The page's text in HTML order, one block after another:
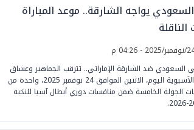
يواجه الشارقة.. موعد المباراة
السعودي ضد الشارقة الإماراتي.. تترقب الجماهير وعشاق
كرة القدم الآسيوية اليوم، الاثنين الموافق 24 نوفمبر 2025، واحدة من
الجولة الخامسة ضمن منافسات دوري أبطال آسيا للنخبة